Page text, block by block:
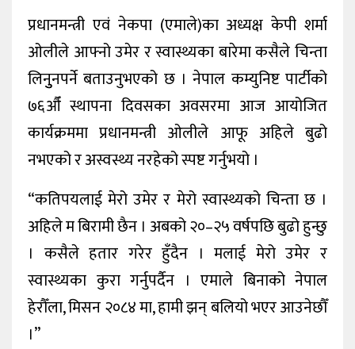
प्रधानमन्त्री एवं नेकपा (एमाले)का अध्यक्ष केपी शर्मा
ओलीले आफ्नो उमेर र स्वास्थ्यका बारेमा कसैले चिन्ता
लिनुुनपर्ने बताउनुभएको छ । नेपाल कम्युनिष्ट पार्टीको
७६औँ स्थापना दिवसका अवसरमा आज आयोजित
कार्यक्रममा प्रधानमन्त्री ओलीले आफू अहिले बुढो
नभएको र अस्वस्थ्य नरहेको स्पष्ट गर्नुभयो ।
“कतिपयलाई मेरो उमेर र मेरो स्वास्थ्यको चिन्ता छ ।
अहिले म बिरामी छैन । अबको २०–२५ वर्षपछि बुढो हुन्छु
। कसैले हतार गरेर हुँदैन । मलाई मेरो उमेर र
स्वास्थ्यका कुरा गर्नुपर्दैन । एमाले बिनाको नेपाल
हेरौँला, मिसन २०८४ मा, हामी झन् बलियो भएर आउनेछौँ
।”